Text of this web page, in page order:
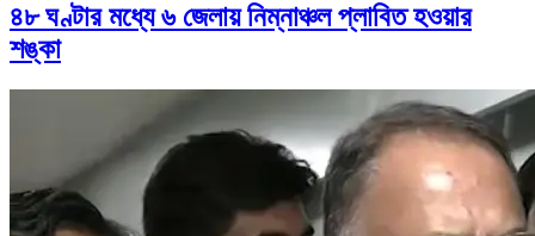
৪৮ ঘণ্টার মধ্যে ৬ জেলায় নিম্নাঞ্চল প্লাবিত হওয়ার
শঙ্কা